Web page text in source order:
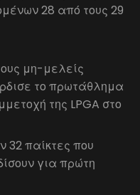
28 από τους 29
μη-μελείς
το πρωτάθλημα
της LPGA στο
32 παίκτες που
για πρώτη